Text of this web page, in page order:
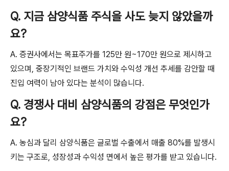
Q. 지금 삼양식품 주식을 사도 늦지 않았을까
요?
A. 증권사에서는 목표주가를 125만 원~170만 원으로 제시하고
있으며, 중장기적인 브랜드 가치와 수익성 개선 추세를 감안할 때
진입 여력이 남아 있다는 분석이 많습니다.
Q. 경쟁사 대비 삼양식품의 강점은 무엇인가
요?
A. 농심과 달리 삼양식품은 글로벌 수출에서 매출 80%를 발생시
키는 구조로, 성장성과 수익성 면에서 높은 평가를 받고 있습니다.